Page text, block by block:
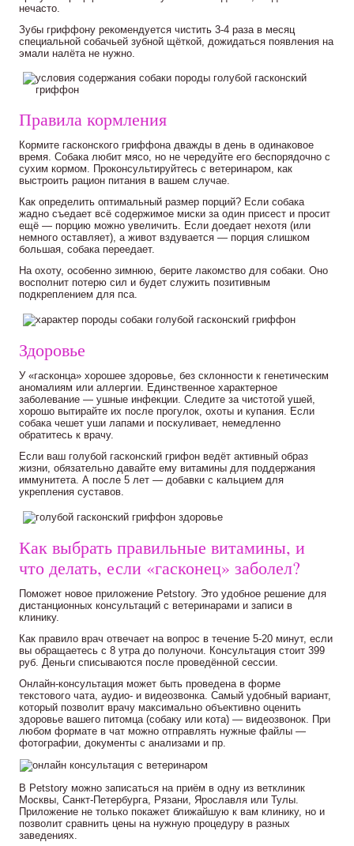
нечасто.
Зубы гриффону рекомендуется чистить 3-4 раза в месяц
специальной собачьей зубной щёткой, дожидаться появления на
эмали налёта не нужно.
Правила кормления
Кормите гасконского гриффона дважды в день в одинаковое
время. Собака любит мясо, но не чередуйте его беспорядочно с
сухим кормом. Проконсультируйтесь с ветеринаром, как
выстроить рацион питания в вашем случае.
Как определить оптимальный размер порций? Если собака
жадно съедает всё содержимое миски за один присест и просит
ещё — порцию можно увеличить. Если доедает нехотя (или
немного оставляет), а живот вздувается — порция слишком
большая, собака переедает.
На охоту, особенно зимнюю, берите лакомство для собаки. Оно
восполнит потерю сил и будет служить позитивным
подкреплением для пса.
Здоровье
У «гасконца» хорошее здоровье, без склонности к генетическим
аномалиям или аллергии. Единственное характерное
заболевание — ушные инфекции. Следите за чистотой ушей,
хорошо вытирайте их после прогулок, охоты и купания. Если
собака чешет уши лапами и поскуливает, немедленно
обратитесь к врачу.
Если ваш голубой гасконский грифон ведёт активный образ
жизни, обязательно давайте ему витамины для поддержания
иммунитета. А после 5 лет — добавки с кальцием для
укрепления суставов.
Как выбрать правильные витамины, и
что делать, если «гасконец» заболел?
Поможет новое приложение Petstory. Это удобное решение для
дистанционных консультаций с ветеринарами и записи в
клинику.
Как правило врач отвечает на вопрос в течение 5-20 минут, если
вы обращаетесь с 8 утра до полуночи. Консультация стоит 399
руб. Деньги списываются после проведённой сессии.
Онлайн-консультация может быть проведена в форме
текстового чата, аудио- и видеозвонка. Самый удобный вариант,
который позволит врачу максимально объективно оценить
здоровье вашего питомца (собаку или кота) — видеозвонок. При
любом формате в чат можно отправлять нужные файлы —
фотографии, документы с анализами и пр.
В Petstory можно записаться на приём в одну из ветклиник
Москвы, Санкт-Петербурга, Рязани, Ярославля или Тулы.
Приложение не только покажет ближайшую к вам клинику, но и
позволит сравнить цены на нужную процедуру в разных
заведениях.